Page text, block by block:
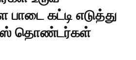
கட்டி எடுத்து
தொண்டர்கள்